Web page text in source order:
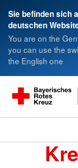
Sie befinden sich
deutschen
You are on the
you can use the
the English one